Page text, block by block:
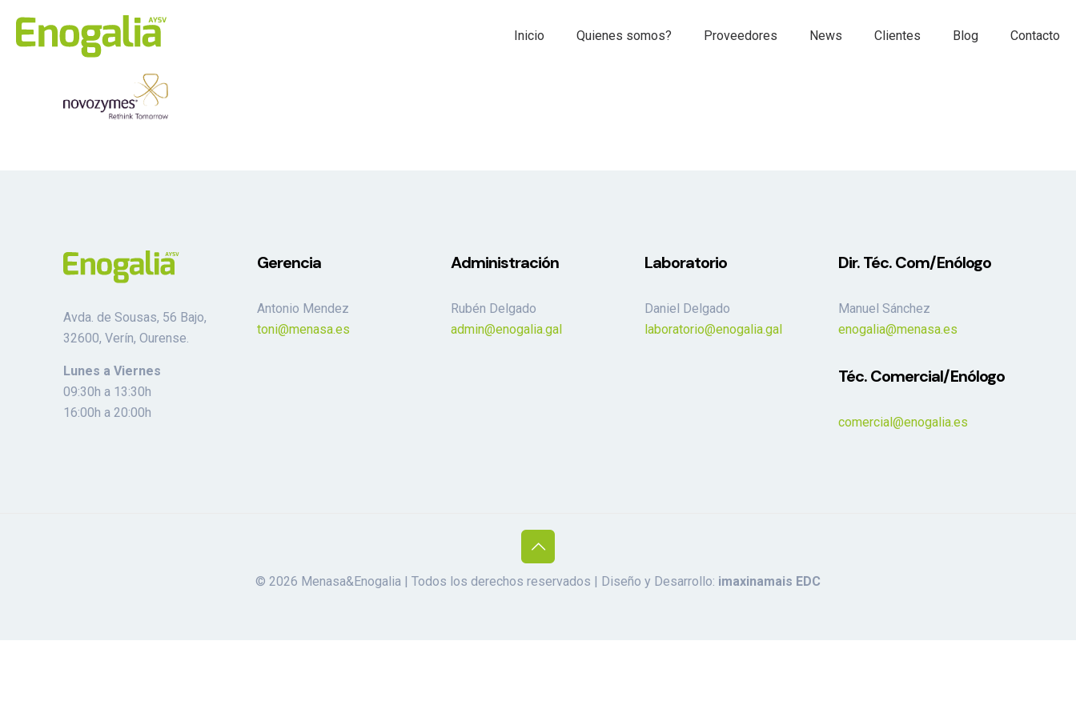
Inicio Quienes somos? Proveedores News Clientes Blog Contacto
Avda. de Sousas, 56 Bajo,
32600, Verín, Ourense.
Lunes a Viernes
09:30h a 13:30h
16:00h a 20:00h
Gerencia
Antonio Mendez
toni@menasa.es
Administración
Rubén Delgado
admin@enogalia.gal
Laboratorio
Daniel Delgado
laboratorio@enogalia.gal
Dir. Téc. Com/Enólogo
Manuel Sánchez
enogalia@menasa.es
Téc. Comercial/Enólogo
comercial@enogalia.es
© 2026 Menasa&Enogalia | Todos los derechos reservados | Diseño y Desarrollo: imaxinamais EDC